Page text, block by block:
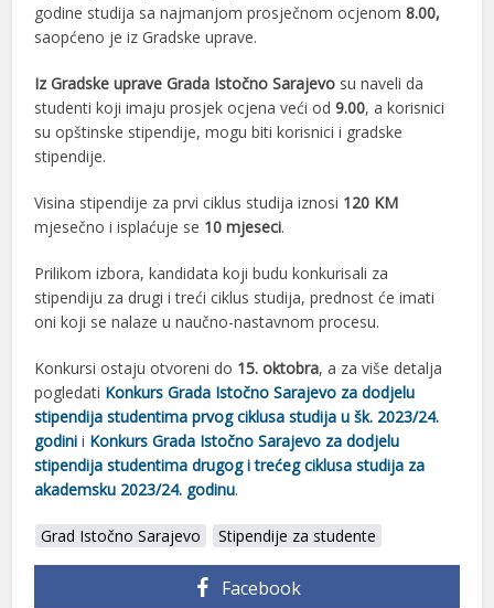
godine studija sa najmanjom prosječnom ocjenom 8.00,
saopćeno je iz Gradske uprave.
Iz Gradske uprave Grada Istočno Sarajevo su naveli da
studenti koji imaju prosjek ocjena veći od9.00, a korisnici
su opštinske stipendije, mogu biti korisnici i gradske
stipendije.
Visina stipendije za prvi ciklus studija iznosi 120 KM
mjesečno i isplaćuje se 10 mjeseci.
Prilikom izbora, kandidata koji budu konkurisali za
stipendiju za drugi i treći ciklus studija, prednost će imati
oni koji se nalaze u naučno-nastavnom procesu.
Konkursi ostaju otvoreni do 15. oktobra, a za više detalja
pogledati Konkurs Grada Istočno Sarajevo za dodjelu
stipendija studentima prvog ciklusa studija u šk. 2023/24.
godini i Konkurs Grada Istočno Sarajevo za dodjelu
stipendija studentima drugog i trećeg ciklusa studija za
akademsku 2023/24. godinu.
Grad Istočno Sarajevo Stipendije za studente
Facebook